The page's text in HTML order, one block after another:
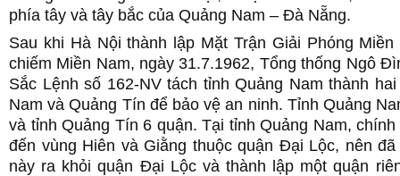
phía tây và tây bắc của Quảng Nam – Đà Nẵng.
Sau khi Hà Nội thành lập Mặt Trận Giải Phóng
chiếm Miền Nam, ngày 31.7.1962, Tổng thống Ngô
Sắc Lệnh số 162-NV tách tỉnh Quảng Nam thành
Nam và Quảng Tín để bảo vệ an ninh. Tỉnh Quảng
và tỉnh Quảng Tín 6 quận. Tại tỉnh Quảng Nam,
đến vùng Hiên và Giằng thuộc quận Đại Lộc, nên
này ra khỏi quận Đại Lộc và thành lập một quận